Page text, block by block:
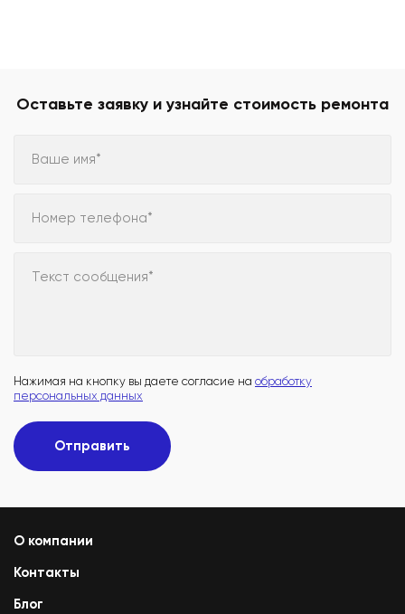
Оставьте заявку и узнайте стоимость ремонта
Ваше имя*
Номер телефона*
Текст сообщения*
Нажимая на кнопку вы даете согласие на обработку
персональных данных
Отправить
О компании
Контакты
Блог